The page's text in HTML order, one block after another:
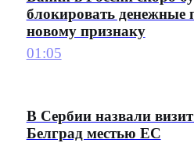
блокировать денежные
новому признаку
01:05
В Сербии назвали визит
Белград местью ЕС